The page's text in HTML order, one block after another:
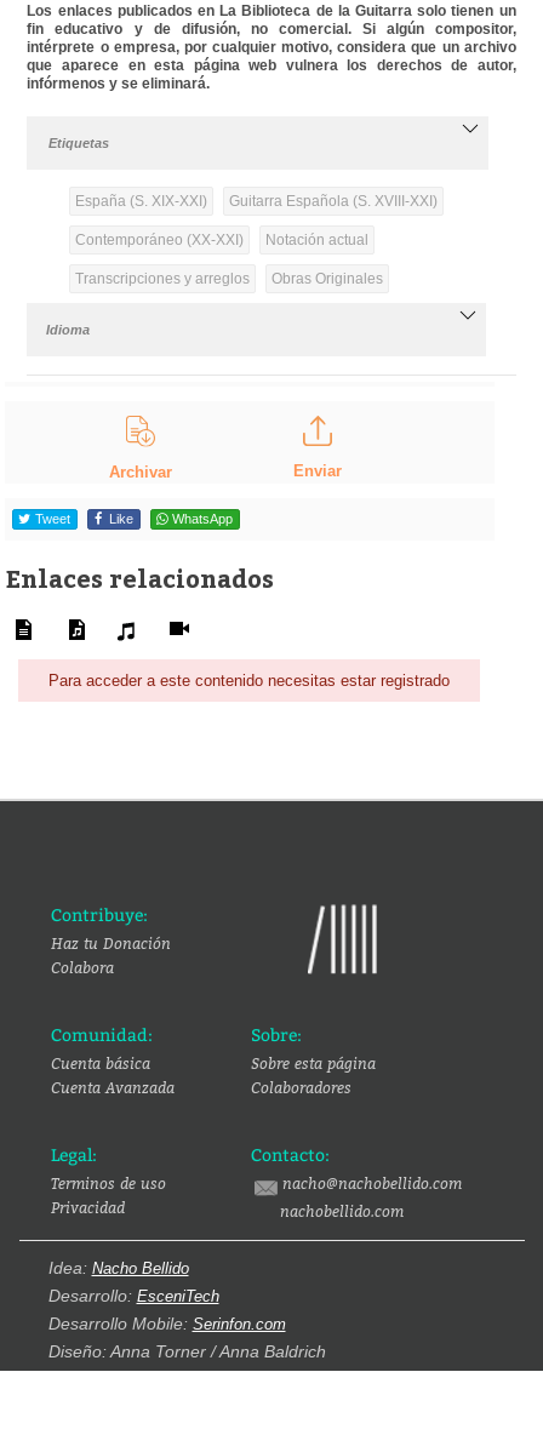
Los enlaces publicados en La Biblioteca de la Guitarra solo tienen un
fin educativo y de difusión, no comercial. Si algún compositor,
intérprete o empresa, por cualquier motivo, considera que un archivo
que aparece en esta página web vulnera los derechos de autor,
infórmenos y se eliminará.
Etiquetas
España (S. XIX-XXI) Guitarra Española (S. XVIII-XXI)
Contemporáneo (XX-XXI) Notación actual
Transcripciones y arreglos Obras Originales
Idioma
Archivar Enviar
Tweet Like WhatsApp
Enlaces relacionados
Para acceder a este contenido necesitas estar registrado
Contribuye:
Haz tu Donación
Colabora
Comunidad:
Cuenta básica
Cuenta Avanzada
Sobre:
Sobre esta página
Colaboradores
Legal:
Terminos de uso
Privacidad
Contacto:
nacho@nachobellido.com
nachobellido.com
Idea: Nacho Bellido
Desarrollo: EsceniTech
Desarrollo Mobile: Serinfon.com
Diseño: Anna Torner / Anna Baldrich